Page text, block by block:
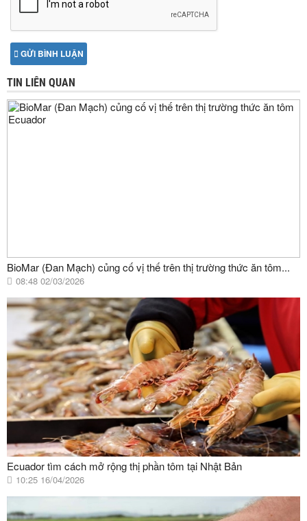
GỬI BÌNH LUẬN
TIN LIÊN QUAN
BioMar (Đan Mạch) củng cố vị thế trên thị trường thức ăn tôm...
08:48 02/03/2026
Ecuador tìm cách mở rộng thị phần tôm tại Nhật Bản
10:25 16/04/2026